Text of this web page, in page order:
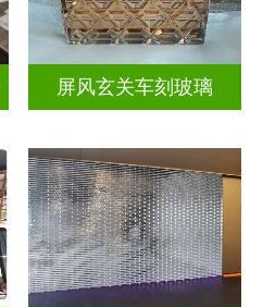
屏风玄关车刻玻璃